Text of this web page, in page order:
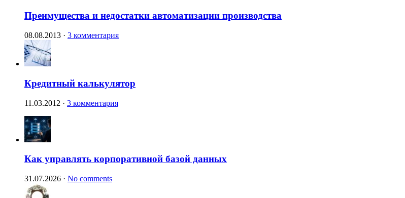
Преимущества и недостатки автоматизации производства
08.08.2013 · 3 комментария
Кредитный калькулятор
11.03.2012 · 3 комментария
Как управлять корпоративной базой данных
31.07.2026 · No comments